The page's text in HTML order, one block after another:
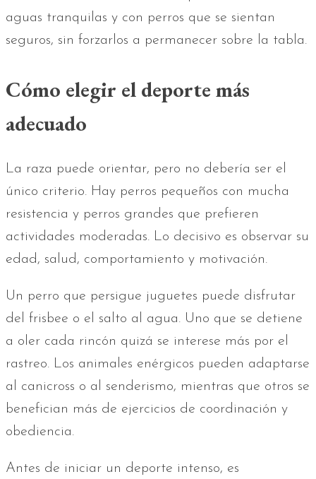
aguas tranquilas y con perros que se sientan
seguros, sin forzarlos a permanecer sobre la tabla.
Cómo elegir el deporte más
adecuado
La raza puede orientar, pero no debería ser el
único criterio. Hay perros pequeños con mucha
resistencia y perros grandes que prefieren
actividades moderadas. Lo decisivo es observar su
edad, salud, comportamiento y motivación.
Un perro que persigue juguetes puede disfrutar
del frisbee o el salto al agua. Uno que se detiene
a oler cada rincón quizá se interese más por el
rastreo. Los animales enérgicos pueden adaptarse
al canicross o al senderismo, mientras que otros se
benefician más de ejercicios de coordinación y
obediencia.
Antes de iniciar un deporte intenso, es